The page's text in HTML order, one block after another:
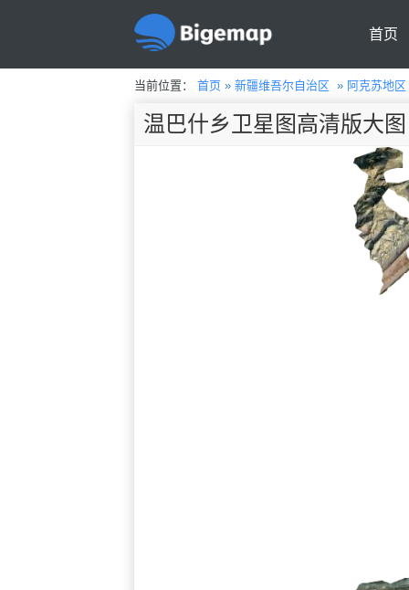
首页
当前位置： 首页» 新疆维吾尔自治区 » 阿克苏地区
温巴什乡卫星图高清版大图